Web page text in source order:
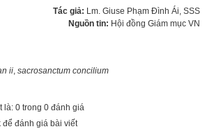
Tác giả: Lm. Giuse Phạm Đình Ái, SSS
Nguồn tin: Hội đồng Giám mục VN
ii, sacrosanctum concilium
là: 0 trong 0 đánh giá
để đánh giá bài viết